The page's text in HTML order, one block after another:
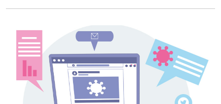
Ministério da Ciência, Tecnologia, Inovações e Comunicações
Ministério do Meio Ambiente
Ministério do Turismo
Ministério do Desenvolvimento Regional